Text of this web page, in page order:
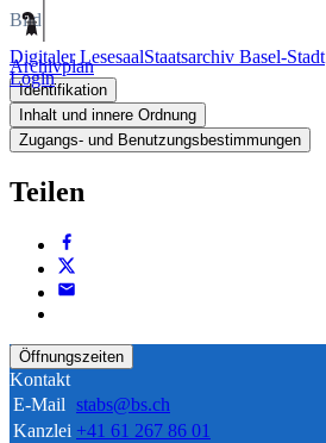
Digitaler LesesaalStaatsarchiv Basel-Stadt
Login
Bild
Archivplan
Identifikation
Inhalt und innere Ordnung
Zugangs- und Benutzungsbestimmungen
Teilen
Öffnungszeiten
Kontakt
E-Mail stabs@bs.ch
Kanzlei +41 61 267 86 01